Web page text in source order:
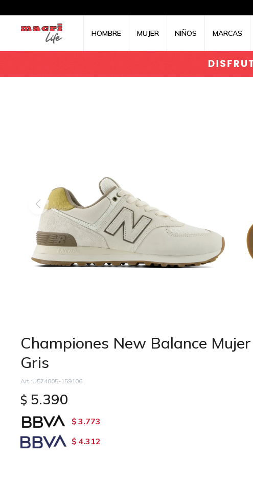
HOMBRE MUJER NIÑOS MARCAS
Championes New Balance
Gris
U574805-159106
$ 5.390
$ 3.773
$ 4.312